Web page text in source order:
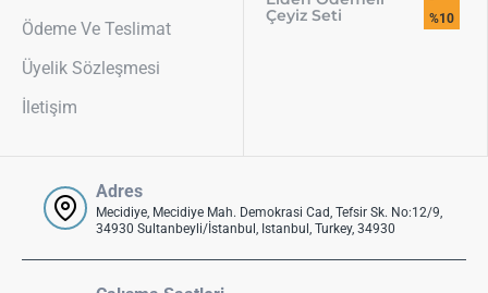
Ödeme Ve Teslimat
Üyelik Sözleşmesi
İletişim
Çeyiz Seti
%10
Adres
Mecidiye, Mecidiye Mah. Demokrasi Cad, Tefsir Sk. No:12/9,
34930 Sultanbeyli/İstanbul, Istanbul, Turkey, 34930